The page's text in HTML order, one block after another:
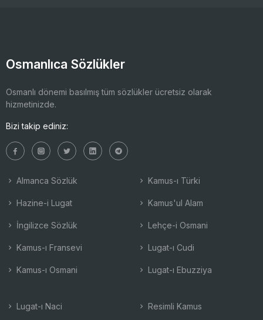
Osmanlıca Sözlükler
Osmanlı dönemi basılmış tüm sözlükler ücretsiz olarak
hizmetinizde.
Bizi takip ediniz:
Almanca Sözlük
Hazine-i Lugat
İngilizce Sözlük
Kamus-ı Fransevi
Kamus-ı Osmani
Kamus-ı Türki
Kamus'ul Alam
Lehçe-i Osmani
Lugat-ı Cudi
Lugat-ı Ebuzziya
Lugat-ı Naci Resimli Kamus